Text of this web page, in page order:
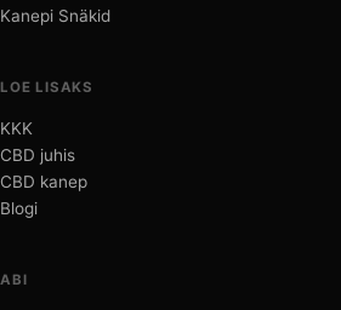
Kanepi Snäkid
LOE LISAKS
KKK
CBD juhis
CBD kanep
Blogi
ABI